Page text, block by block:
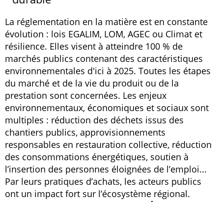
La réglementation en la matière est en constante
évolution : lois EGALIM, LOM, AGEC ou Climat et
résilience. Elles visent à atteindre 100 % de
marchés publics contenant des caractéristiques
environnementales d'ici à 2025. Toutes les étapes
du marché et de la vie du produit ou de la
prestation sont concernées. Les enjeux
environnementaux, économiques et sociaux sont
multiples : réduction des déchets issus des
chantiers publics, approvisionnements
responsables en restauration collective, réduction
des consommations énergétiques, soutien à
l’insertion des personnes éloignées de l’emploi...
Par leurs pratiques d’achats, les acteurs publics
ont un impact fort sur l’écosystème régional.